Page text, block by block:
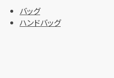
バッグ
ハンドバッグ